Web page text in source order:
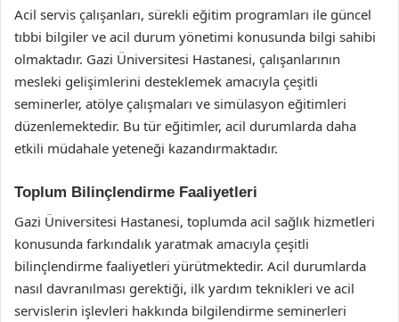
Acil servis çalışanları, sürekli eğitim programları ile güncel
tıbbi bilgiler ve acil durum yönetimi konusunda bilgi sahibi
olmaktadır. Gazi Üniversitesi Hastanesi, çalışanlarının
mesleki gelişimlerini desteklemek amacıyla çeşitli
seminerler, atölye çalışmaları ve simülasyon eğitimleri
düzenlemektedir. Bu tür eğitimler, acil durumlarda daha
etkili müdahale yeteneği kazandırmaktadır.
Toplum Bilinçlendirme Faaliyetleri
Gazi Üniversitesi Hastanesi, toplumda acil sağlık hizmetleri
konusunda farkındalık yaratmak amacıyla çeşitli
bilinçlendirme faaliyetleri yürütmektedir. Acil durumlarda
nasıl davranılması gerektiği, ilk yardım teknikleri ve acil
servislerin işlevleri hakkında bilgilendirme seminerleri